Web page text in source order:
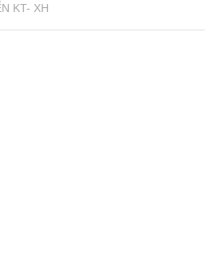
KT- XH